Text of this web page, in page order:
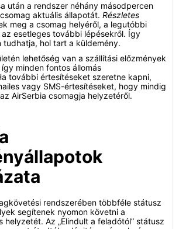
után a rendszer néhány másodpercen
aktuális állapotát. Részletes
meg a csomag helyéről, a legutóbbi
esetleges további lépésekről. Így
tudhatja, hol tart a küldemény.
lehetőség van a szállítási előzmények
minden fontos állomás
további értesítéseket szeretne kapni,
vagy SMS-értesítéseket, hogy mindig
AirSerbia csomagja helyzetéről.
rendszerében többféle státusz
segítenek nyomon követni a
helyzetét. Az „Elindult a feladótól” státusz